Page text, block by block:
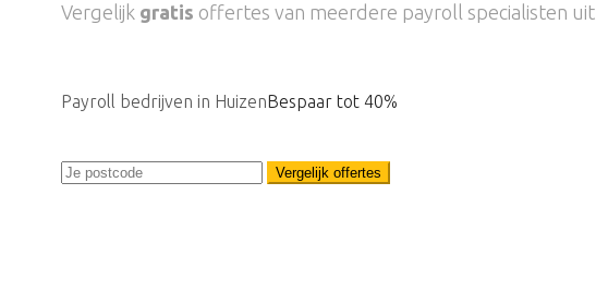
Vergelijk gratis offertes van meerdere payroll specialisten uit
Payroll bedrijven in HuizenBespaar tot 40%
Vergelijk offertes